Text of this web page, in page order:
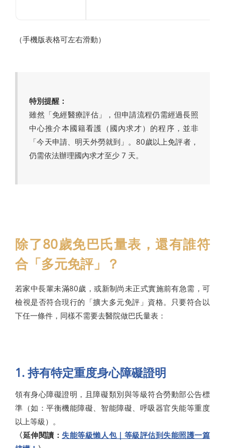
（手機版表格可左右滑動）
特別提醒：
雖然「免經醫療評估」，但申請流程仍需經過長照
中心推介本國籍看護（國內求才）的程序，並非
「今天申請、明天外勞就到」。80歲以上免評者，
仍需依法辦理國內求才至少 7 天。
除了80歲免巴氏量表，還有誰符
合「多元免評」？
若家中長輩未滿80歲，或新制尚未正式實施前有急需，可
檢視是否符合現行的「擴大多元免評」資格。只要符合以
下任一條件，同樣不需要去醫院做巴氏量表：
1. 持有特定重度身心障礙證明
領有身心障礙證明，且障礙類別與等級符合勞動部公告標
準（如：平衡機能障礙、智能障礙、呼吸器官失能等重度
以上等級）。
〈延伸閱讀： 失能等級懶人包｜等級評估到失能照護一篇